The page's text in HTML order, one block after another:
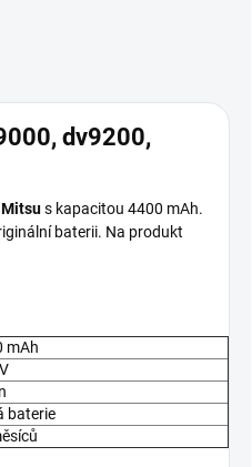
dv9200,
Mitsus kapacitou 4400 mAh.
baterii. Na produkt
mAh
baterie